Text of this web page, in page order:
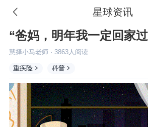
 星球资讯
“爸妈，明年我一定回家
慧择小马老师· 3863人阅读
重疾险 科普